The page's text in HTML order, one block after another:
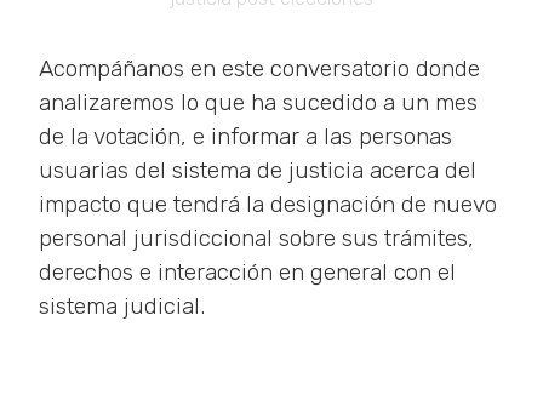
Acompáñanos en este conversatorio donde
analizaremos lo que ha sucedido a un mes
de la votación, e informar a las personas
usuarias del sistema de justicia acerca del
impacto que tendrá la designación de nuevo
personal jurisdiccional sobre sus trámites,
derechos e interacción en general con el
sistema judicial.